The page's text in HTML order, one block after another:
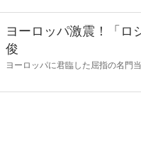
ヨーロッパ激震！「ロ
俊
ヨーロッパに君臨した屈指の名門